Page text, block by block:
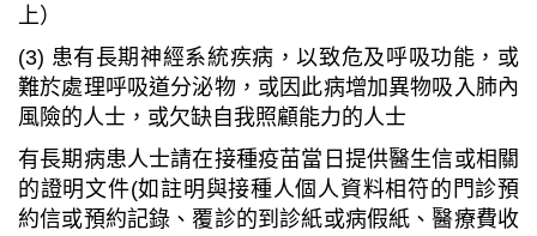
上）
(3) 患有長期神經系統疾病，以致危及呼吸功能，或
難於處理呼吸道分泌物，或因此病增加異物吸入肺內
風險的人士，或欠缺自我照顧能力的人士
有長期病患人士請在接種疫苗當日提供醫生信或相關
的證明文件(如註明與接種人個人資料相符的門診預
約信或預約記錄、覆診的到診紙或病假紙、醫療費收